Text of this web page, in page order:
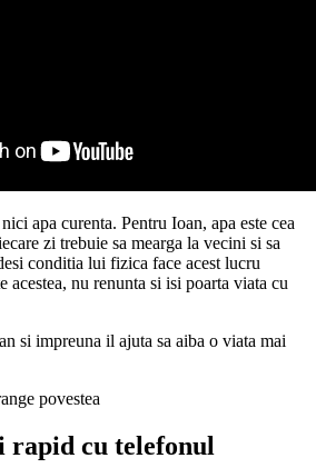
apa curenta. Pentru Ioan, apa este cea
zi trebuie sa mearga la vecini si sa
conditia lui fizica face acest lucru
acestea, nu renunta si isi poarta viata cu
si impreuna il ajuta sa aiba o viata mai
povestea
rapid cu telefonul